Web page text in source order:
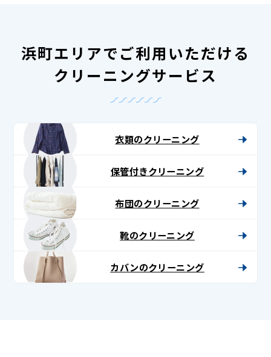
浜町エリアでご利用いただける
クリーニングサービス
衣類のクリーニング
保管付きクリーニング
布団のクリーニング
靴のクリーニング
カバンのクリーニング